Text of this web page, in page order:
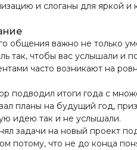
и слоганы для яркой
общения важно не только
так, чтобы вас услышали и
часто возникают на
подводил итоги года с
планы на будущий год,
идею так и не услышали.
задачи на новый проект
потому, что не до конца